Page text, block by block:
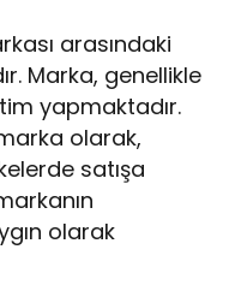
arasındaki
Marka, genellikle
yapmaktadır.
olarak,
satışa
olarak